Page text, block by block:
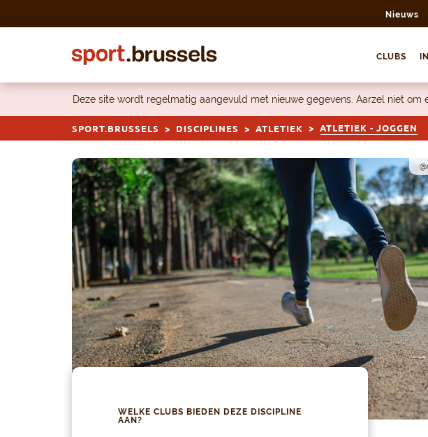
Nieuws
CLUBS
Deze site wordt regelmatig aangevuld met nieuwe gegevens. Aarzel niet
SPORT.BRUSSELS DISCIPLINES ATLETIEK ATLETIEK - JOGGEN
WELKE CLUBS BIEDEN DEZE DISCIPLINE
AAN?